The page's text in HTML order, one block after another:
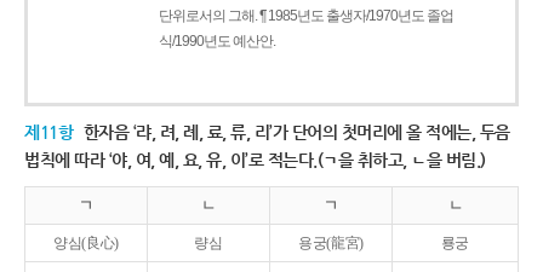
단위로서의 그해. ¶ 1985년도 출생자/1970년도 졸업
식/1990년도 예산안.
제11항 한자음 ‘랴, 려, 례, 료, 류, 리’가 단어의 첫머리에 올 적에는, 두음
법칙에 따라 ‘야, 여, 예, 요, 유, 이’로 적는다.(ㄱ을 취하고, ㄴ을 버림.)
ㄱ ㄴ ㄱ ㄴ
양심(良心) 량심 용궁(龍宮) 룡궁